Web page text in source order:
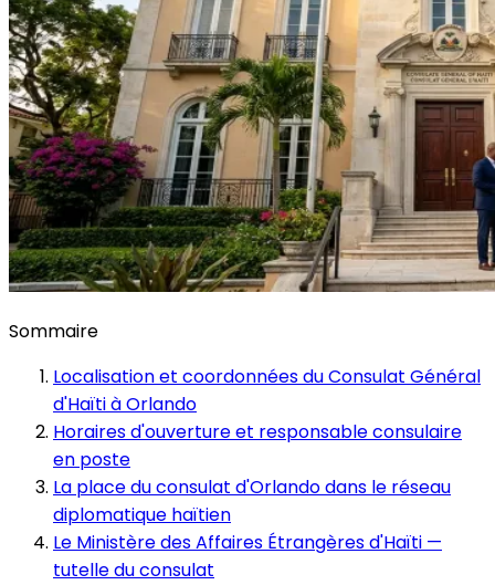
Sommaire
Localisation et coordonnées du Consulat Général
d'Haïti à Orlando
Horaires d'ouverture et responsable consulaire
en poste
La place du consulat d'Orlando dans le réseau
diplomatique haïtien
Le Ministère des Affaires Étrangères d'Haïti —
tutelle du consulat